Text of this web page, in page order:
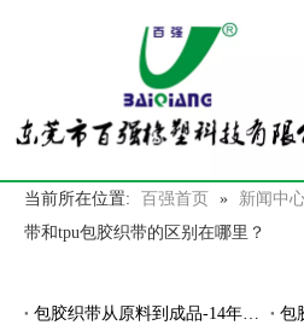
当前所在位置: 百强首页 » 新闻中
带和tpu包胶织带的区别在哪里？
包胶织带从原料到成品-14年专注包胶工艺厂家